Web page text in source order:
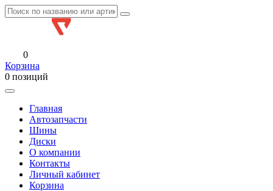
0
Корзина
0 позиций
Главная
Автозапчасти
Шины
Диски
О компании
Контакты
Личный кабинет
Корзина